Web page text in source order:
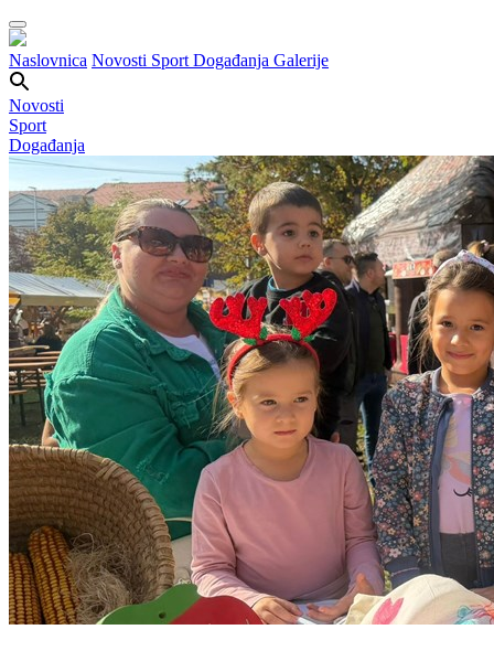
Naslovnica Novosti Sport Događanja Galerije
Novosti
Sport
Događanja